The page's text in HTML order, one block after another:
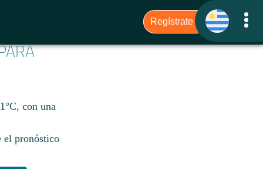
con una
el pronóstico